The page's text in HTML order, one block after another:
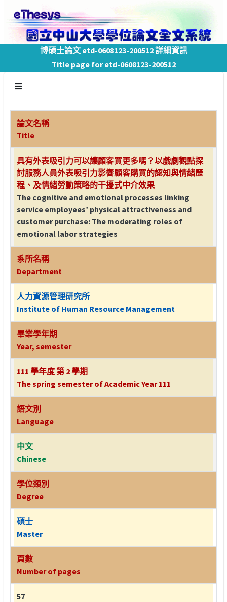
博碩士論文 etd-0608123-200512 詳細資訊
Title page for etd-0608123-200512
論文名稱
Title
具有外表吸引力可以讓顧客買更多嗎？以戲劇觀點探
討服務人員外表吸引力影響顧客購買的認知與情緒歷
程、及情緒勞動策略的干擾式中介效果
The cognitive and emotional processes linking
service employees’ physical attractiveness and
customer purchase: The moderating roles of
emotional labor strategies
系所名稱
Department
人力資源管理研究所
Institute of Human Resource Management
畢業學年期
Year, semester
111 學年度 第 2 學期
The spring semester of Academic Year 111
語文別
Language
中文
Chinese
學位類別
Degree
碩士
Master
頁數
Number of pages
57